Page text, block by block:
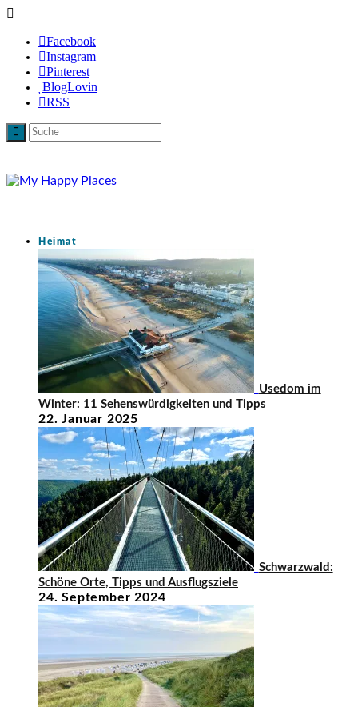
Facebook
Instagram
Pinterest
BlogLovin
RSS
Heimat
Usedom im
Winter: 11 Sehenswürdigkeiten und Tipps
22. Januar 2025
Schwarzwald:
Schöne Orte, Tipps und Ausflugsziele
24. September 2024